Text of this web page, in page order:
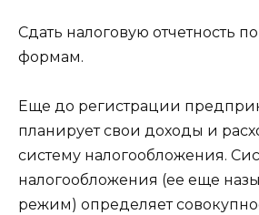
Сдать налоговую отчетность
формам.
Еще до регистрации
планирует свои доходы и
систему налогообложения.
налогообложения (ее еще
режим) определяет